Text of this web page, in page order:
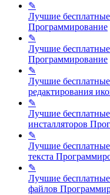
✎
Лучшие
Программирование
✎
Лучшие
Программирование
✎
Лучшие
редактирования
✎
Лучшие
инсталляторов
✎
Лучшие
текста
✎
Лучшие
файлов